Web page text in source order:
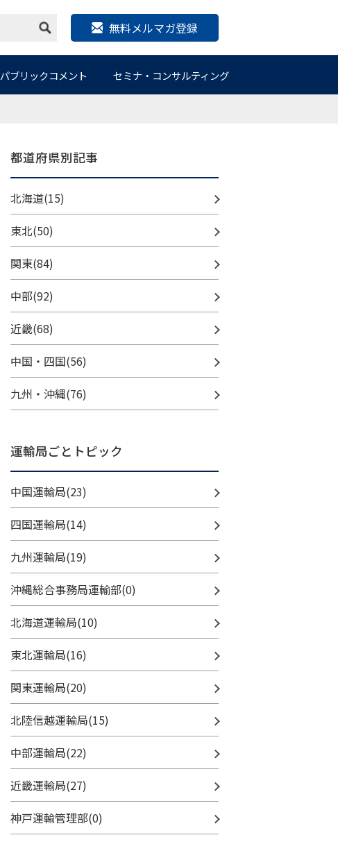
無料メルマガ登録
パブリックコメント セミナ・コンサルティング
都道府県別記事
北海道(15)
東北(50)
関東(84)
中部(92)
近畿(68)
中国・四国(56)
九州・沖縄(76)
運輸局ごとトピック
中国運輸局(23)
四国運輸局(14)
九州運輸局(19)
沖縄総合事務局運輸部(0)
北海道運輸局(10)
東北運輸局(16)
関東運輸局(20)
北陸信越運輸局(15)
中部運輸局(22)
近畿運輸局(27)
神戸運輸管理部(0)